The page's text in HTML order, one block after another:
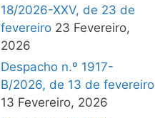
18/2026-XXV, de 23 de
fevereiro 23 Fevereiro,
2026
Despacho n.º 1917-
B/2026, de 13 de fevereiro
13 Fevereiro, 2026